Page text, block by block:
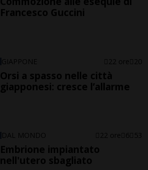
Francesco Guccini
GIAPPONE 22 ore 20
Orsi a spasso nelle città
giapponesi: cresce l’allarme
DAL MONDO 22 ore 6 53
Embrione impiantato
nell'utero sbagliato